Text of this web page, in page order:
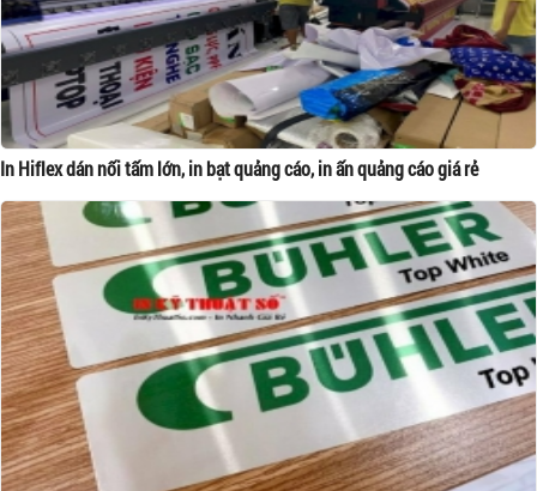
In Hiflex dán nối tấm lớn, in bạt quảng cáo, in ấn quảng cáo giá rẻ